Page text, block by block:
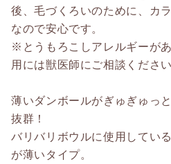
後、毛づくろいのために、カ
なので安心です。
※とうもろこしアレルギーが
用には獣医師にご相談ください
薄いダンボールがぎゅぎゅっ
抜群！
バリバリボウルに使用してい
が薄いタイプ。